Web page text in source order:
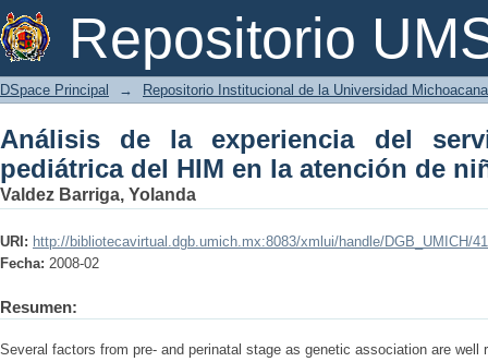
Repositorio
Análisis de la experiencia del
atención de niños autistas
DSpace Principal → Repositorio Institucional de la Universidad
Análisis de la experiencia del
pediátrica del HIM en la atención de
Valdez Barriga, Yolanda
URI: http://bibliotecavirtual.dgb.umich.mx:8083/xmlui/handle/DGB_UMICH/
Fecha: 2008-02
Resumen:
Several factors from pre- and perinatal stage as genetic association are well